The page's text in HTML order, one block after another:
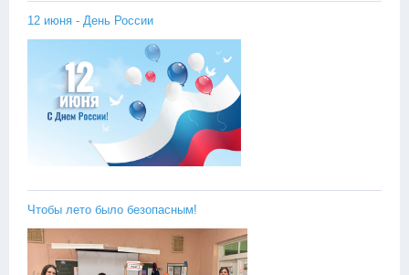
12 июня - День России
Чтобы лето было безопасным!